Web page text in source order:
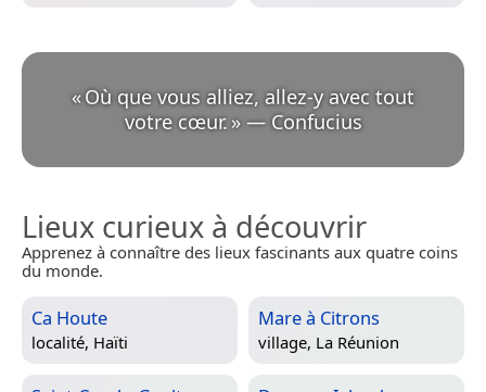
«Où que vous alliez, allez-y avec tout
votre cœur. » — Confucius
Lieux curieux à découvrir
Apprenez à connaître des lieux fascinants aux quatre coins
du monde.
Ca Houte
localité, Haïti
Mare à Citrons
village, La Réunion